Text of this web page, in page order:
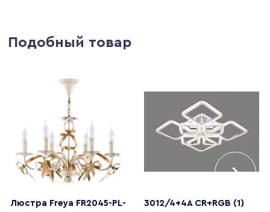
Подобный товар
Люстра Freya FR2045-PL-
3012/4+4A CR+RGB (1)